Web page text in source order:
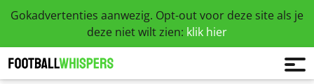
Gokadvertenties aanwezig. Opt-out voor deze site als je
deze niet wilt zien: klik hier